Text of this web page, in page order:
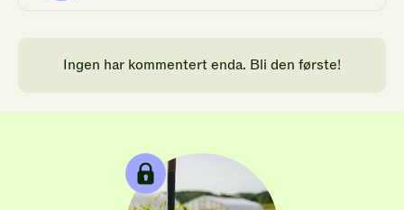
Ingen har kommentert enda. Bli den første!